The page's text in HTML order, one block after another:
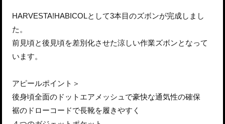
HARVESTA!HABICOLとして3本目のズボンが完成しまし
た。
前見頃と後見頃を差別化させた涼しい作業ズボンとなって
います。
アピールポイント＞
後身頃全面のドットエアメッシュで豪快な通気性の確保
裾のドローコードで長靴を履きやすく